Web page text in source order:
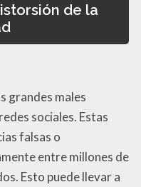
de la
grandes males
sociales. Estas
falsas o
entre millones de
Esto puede llevar a